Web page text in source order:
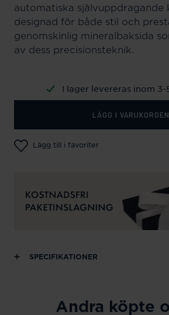
automatiska självuppdragande
designad för både stil och
genomskinlig mineralbaksida
av dess precisionsteknik.
I lager levereras inom
LÄGG I VARUKORGEN
Lägg till i favoriter
SPECIFIKATIONER
Andra köpte